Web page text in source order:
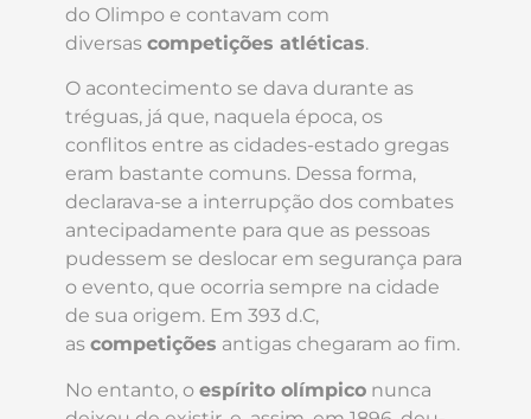
do Olimpo e contavam com
diversas competições atléticas.
O acontecimento se dava durante as
tréguas, já que, naquela época, os
conflitos entre as cidades-estado gregas
eram bastante comuns. Dessa forma,
declarava-se a interrupção dos combates
antecipadamente para que as pessoas
pudessem se deslocar em segurança para
o evento, que ocorria sempre na cidade
de sua origem. Em 393 d.C,
as competições antigas chegaram ao fim.
No entanto, o espírito olímpiconunca